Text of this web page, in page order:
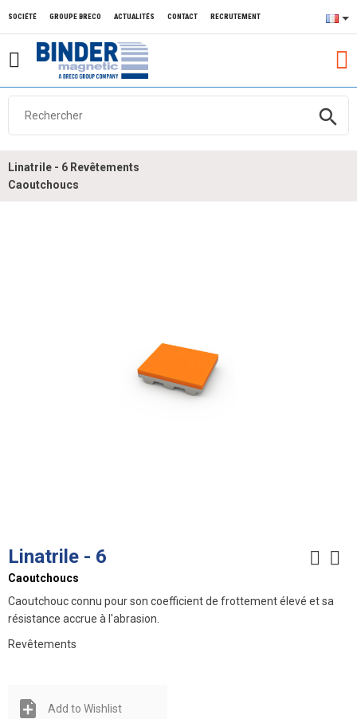
search
SOCIÉTÉ GROUPE BRECO ACTUALITÉS CONTACT RECRUTEMENT
Linatrile - 6 Revêtements
Caoutchoucs
Linatrile - 6
Caoutchoucs
Caoutchouc connu pour son coefficient de frottement élevé et sa
résistance accrue à l'abrasion.
Revêtements
Add to Wishlist